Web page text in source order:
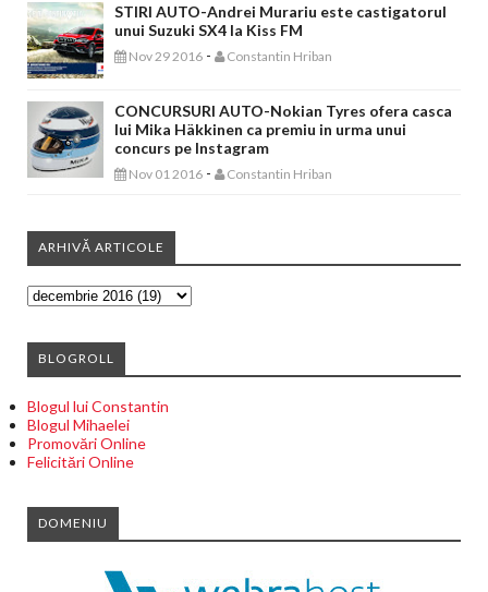
STIRI AUTO-Andrei Murariu este castigatorul
unui Suzuki SX4 la Kiss FM
Nov 29 2016 - Constantin Hriban
CONCURSURI AUTO-Nokian Tyres ofera casca
lui Mika Häkkinen ca premiu in urma unui
concurs pe Instagram
Nov 01 2016 - Constantin Hriban
ARHIVĂ ARTICOLE
BLOGROLL
Blogul lui Constantin
Blogul Mihaelei
Promovări Online
Felicitări Online
DOMENIU